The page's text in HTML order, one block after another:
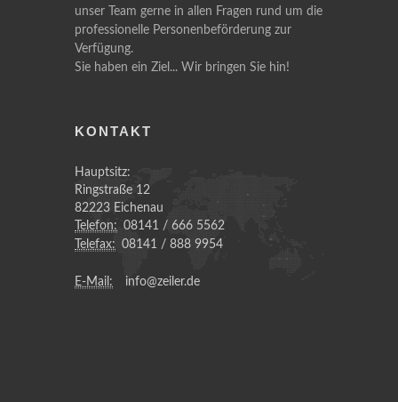
unser Team gerne in allen Fragen rund um die
professionelle Personenbeförderung zur
Verfügung.
Sie haben ein Ziel... Wir bringen Sie hin!
KONTAKT
Hauptsitz:
Ringstraße 12
82223 Eichenau
Telefon: 08141 / 666 5562
Telefax: 08141 / 888 9954
E-Mail: info@zeiler.de